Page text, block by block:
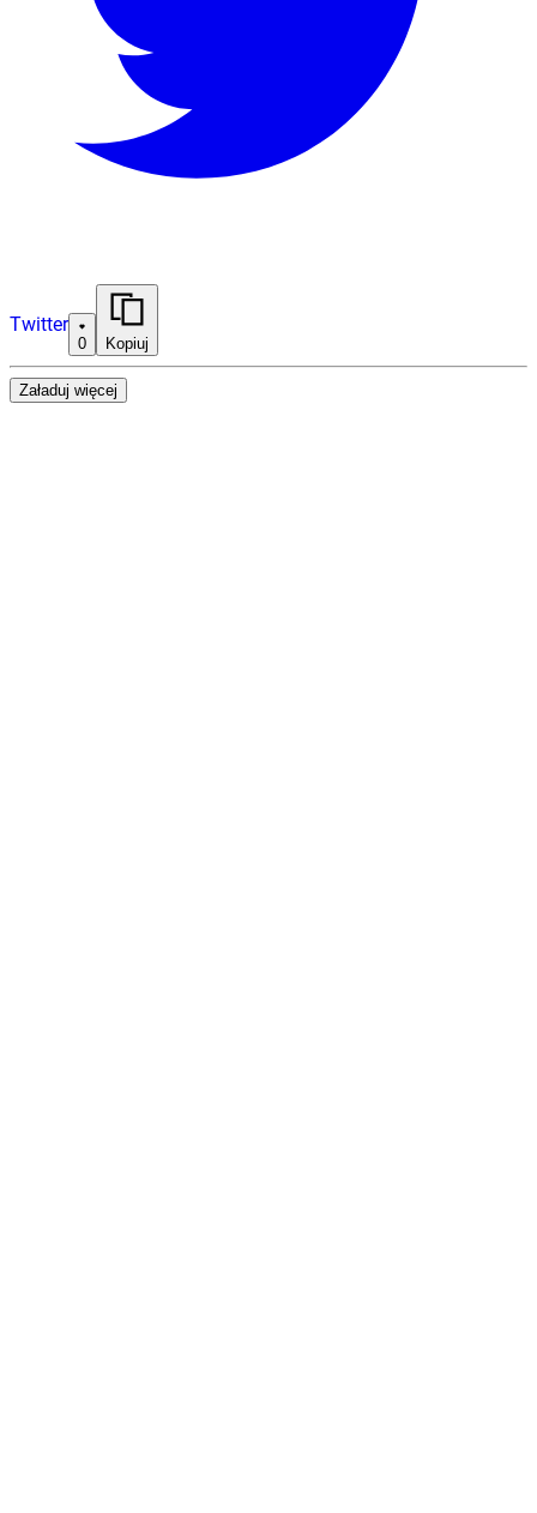
Twitter
0 Kopiuj
Załaduj więcej